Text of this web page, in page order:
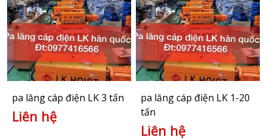
pa lăng cáp điện LK 3 tấn
Liên hệ
pa lăng cáp điện LK 1-20
tấn
Liên hệ